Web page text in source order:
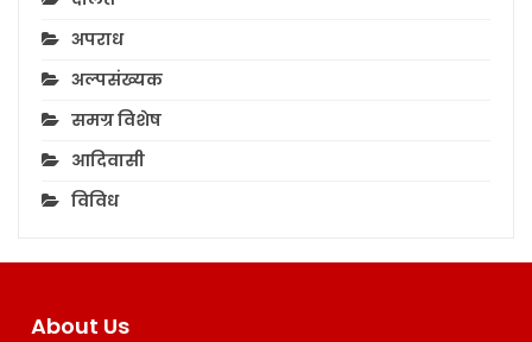
अपराध
अल्पसंख्यक
समग्र विशेष
आदिवासी
विविध
About Us